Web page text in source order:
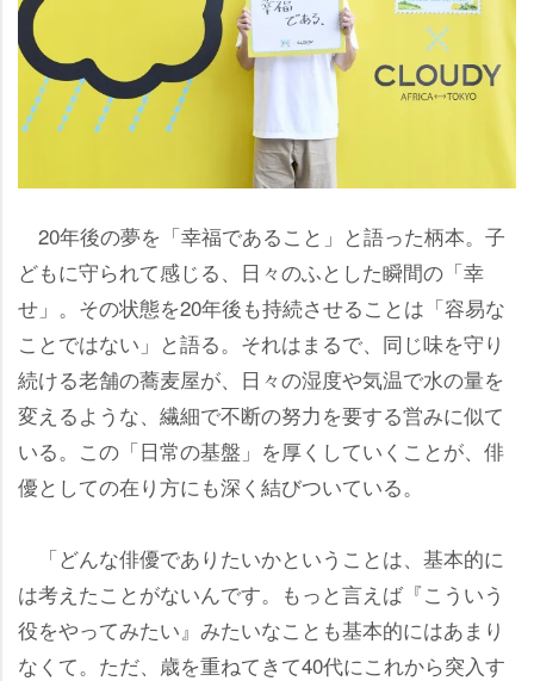
20年後の夢を「幸福であること」と語った柄本。子
どもに守られて感じる、日々のふとした瞬間の「幸
せ」。その状態を20年後も持続させることは「容易な
ことではない」と語る。それはまるで、同じ味を守り
続ける老舗の蕎麦屋が、日々の湿度や気温で水の量を
変えるような、繊細で不断の努力を要する営みに似て
いる。この「日常の基盤」を厚くしていくことが、俳
優としての在り方にも深く結びついている。
「どんな俳優でありたいかということは、基本的に
は考えたことがないんです。もっと言えば『こういう
役をやってみたい』みたいなことも基本的にはあまり
なくて。ただ、歳を重ねてきて40代にこれから突入す